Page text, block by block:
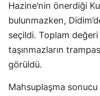
Hazine’nin önerdiği
bulunmazken,
seçildi. Toplam
taşınmazların
görüldü.
Mahsuplaşma